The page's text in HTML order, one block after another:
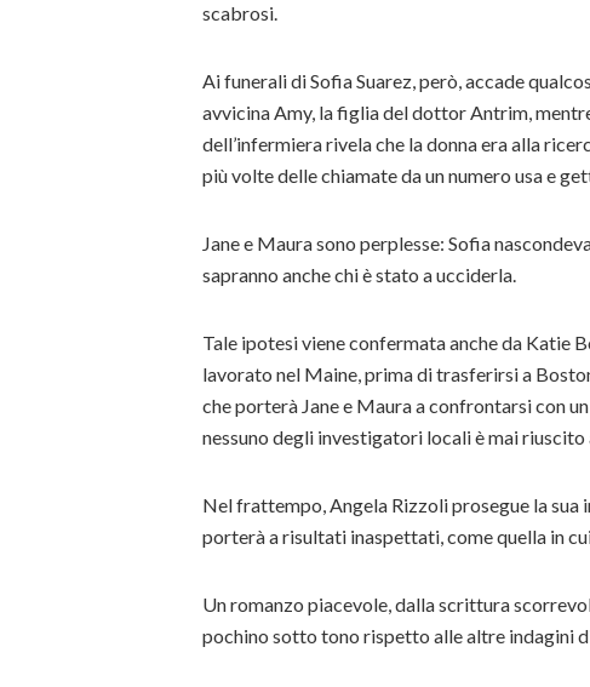
scabrosi.
Ai funerali di Sofia Suarez, però, accade
avvicina Amy, la figlia del dottor Antrim,
dell’infermiera rivela che la donna era alla
più volte delle chiamate da un numero usa e
Jane e Maura sono perplesse: Sofia
sapranno anche chi è stato a ucciderla.
Tale ipotesi viene confermata anche da Katie
lavorato nel Maine, prima di trasferirsi a
che porterà Jane e Maura a confrontarsi con
nessuno degli investigatori locali è mai riuscito
Nel frattempo, Angela Rizzoli prosegue la sua
porterà a risultati inaspettati, come quella in
Un romanzo piacevole, dalla scrittura
pochino sotto tono rispetto alle altre indagini